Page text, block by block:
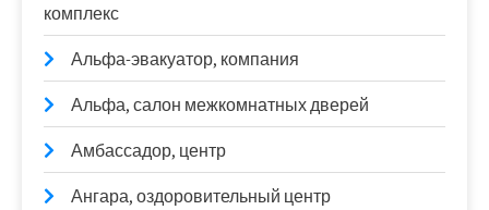
комплекс
Альфа-эвакуатор, компания
Альфа, салон межкомнатных дверей
Амбассадор, центр
Ангара, оздоровительный центр